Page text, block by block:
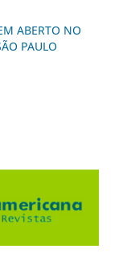
ABERTO NO
PAULO